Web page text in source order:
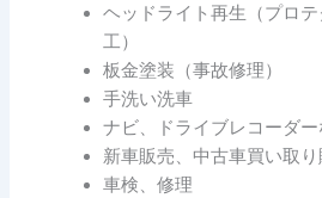
ヘッドライト再生（プロ
工）
板金塗装（事故修理）
手洗い洗車
ナビ、ドライブレコーダ
新車販売、中古車買い取り
車検、修理